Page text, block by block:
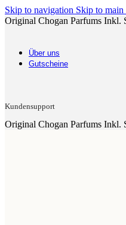
Skip to navigation Skip to main
Original Chogan Parfums Inkl.
Über uns
Gutscheine
Kundensupport
Original Chogan Parfums Inkl.